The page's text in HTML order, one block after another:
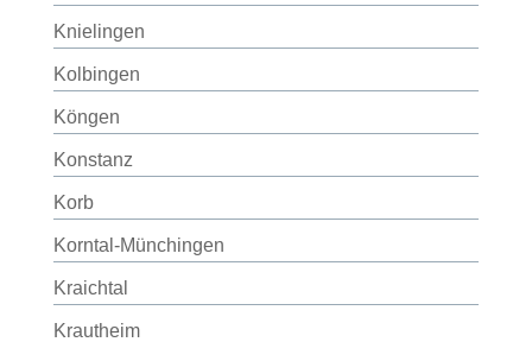
Knielingen
Kolbingen
Köngen
Konstanz
Korb
Korntal-Münchingen
Kraichtal
Krautheim